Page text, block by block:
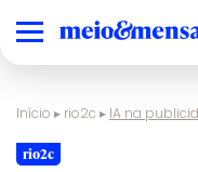
Início ▸ rio2c ▸ IA na
rio2c